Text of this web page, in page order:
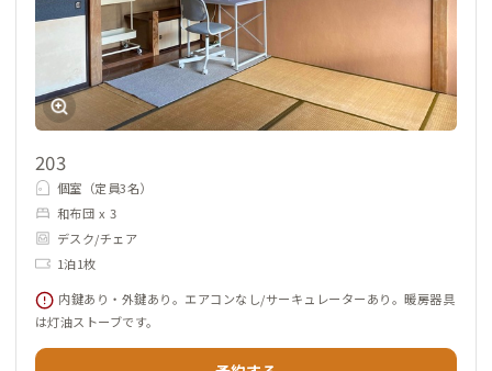
203
個室（定員3名）
和布団 x 3
デスク/チェア
1泊1枚
内鍵あり・外鍵あり。エアコンなし/サーキュレーターあり。暖房器具
は灯油ストーブです。